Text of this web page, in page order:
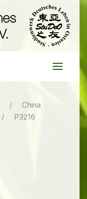
China
P3216